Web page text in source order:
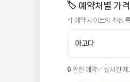
🏷️ 예약처별 가
각 예약 사이트의 최신
아고다
🔒 안전 예약✅ 실시간 재